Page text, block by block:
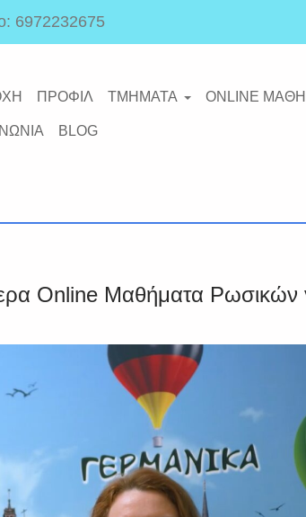
6972232675
ΠΡΟΦΙΛ ΤΜΗΜΑΤΑ ONLINE
BLOG
Online Μαθήματα Ρωσικών